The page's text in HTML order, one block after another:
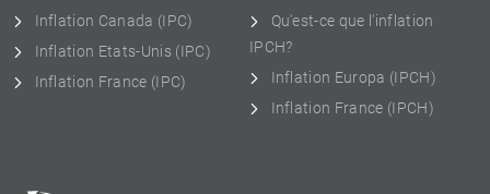
Inflation Canada (IPC)
Inflation Etats-Unis (IPC)
Inflation France (IPC)
Qu'est-ce que l'inflation
IPCH?
Inflation Europa (IPCH)
Inflation France (IPCH)